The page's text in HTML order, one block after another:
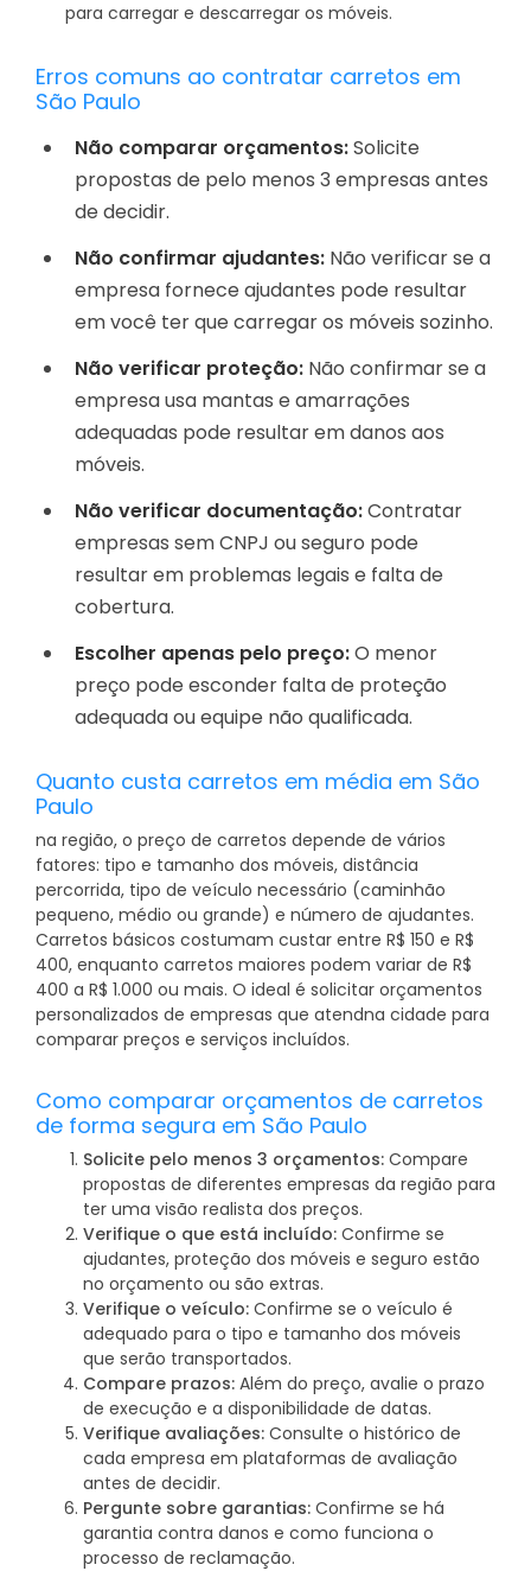
para carregar e descarregar os móveis.
Erros comuns ao contratar carretos em
São Paulo
Não comparar orçamentos:Solicite
propostas de pelo menos 3 empresas antes
de decidir.
Não confirmar ajudantes: Não verificar se a
empresa fornece ajudantes pode resultar
em você ter que carregar os móveis sozinho.
Não verificar proteção: Não confirmar se a
empresa usa mantas e amarrações
adequadas pode resultar em danos aos
móveis.
Não verificar documentação:Contratar
empresas sem CNPJ ou seguro pode
resultar em problemas legais e falta de
cobertura.
Escolher apenas pelo preço:O menor
preço pode esconder falta de proteção
adequada ou equipe não qualificada.
Quanto custa carretos em média em São
Paulo
na região, o preço de carretos depende de vários
fatores: tipo e tamanho dos móveis, distância
percorrida, tipo de veículo necessário (caminhão
pequeno, médio ou grande) e número de ajudantes.
Carretos básicos costumam custar entre R$ 150 e R$
400, enquanto carretos maiores podem variar de R$
400 a R$ 1.000 ou mais. O ideal é solicitar orçamentos
personalizados de empresas que atendna cidade para
comparar preços e serviços incluídos.
Como comparar orçamentos de carretos
de forma segura em São Paulo
Solicite pelo menos 3 orçamentos: Compare
propostas de diferentes empresas da região para
ter uma visão realista dos preços.
Verifique o que está incluído: Confirme se
ajudantes, proteção dos móveis e seguro estão
no orçamento ou são extras.
Verifique o veículo: Confirme se o veículo é
adequado para o tipo e tamanho dos móveis
que serão transportados.
Compare prazos: Além do preço, avalie o prazo
de execução e a disponibilidade de datas.
Verifique avaliações: Consulte o histórico de
cada empresa em plataformas de avaliação
antes de decidir.
Pergunte sobre garantias: Confirme se há
garantia contra danos e como funciona o
processo de reclamação.